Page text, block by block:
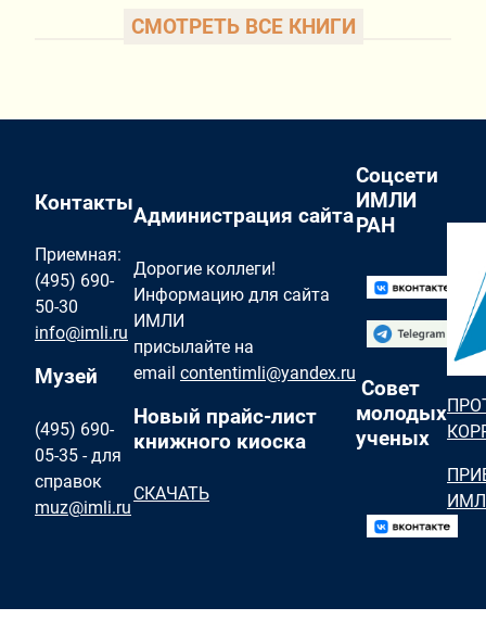
СМОТРЕТЬ ВСЕ КНИГИ
Контакты
Приемная:
(495) 690-
50-30
info@imli.ru
Музей
(495) 690-
05-35 - для
справок
muz@imli.ru
Администрация сайта
Дорогие коллеги!
Информацию для сайта
ИМЛИ
присылайте на
email contentimli@yandex.ru
Новый прайс-лист
книжного киоска
СКАЧАТЬ
Соцсети
ИМЛИ
РАН
Совет
молодых
ученых